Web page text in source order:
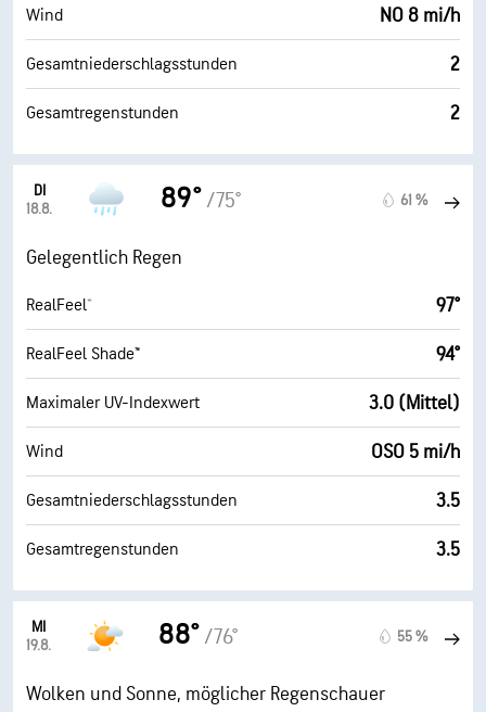
Wind NO 8 mi/h
Gesamtniederschlagsstunden 2
Gesamtregenstunden 2
DI
18.8.
89° /75° 61 %
Gelegentlich Regen
RealFeel® 97°
RealFeel Shade™ 94°
Maximaler UV-Indexwert 3.0 (Mittel)
Wind OSO 5 mi/h
Gesamtniederschlagsstunden 3.5
Gesamtregenstunden 3.5
MI
19.8.
88° /76° 55 %
Wolken und Sonne, möglicher Regenschauer